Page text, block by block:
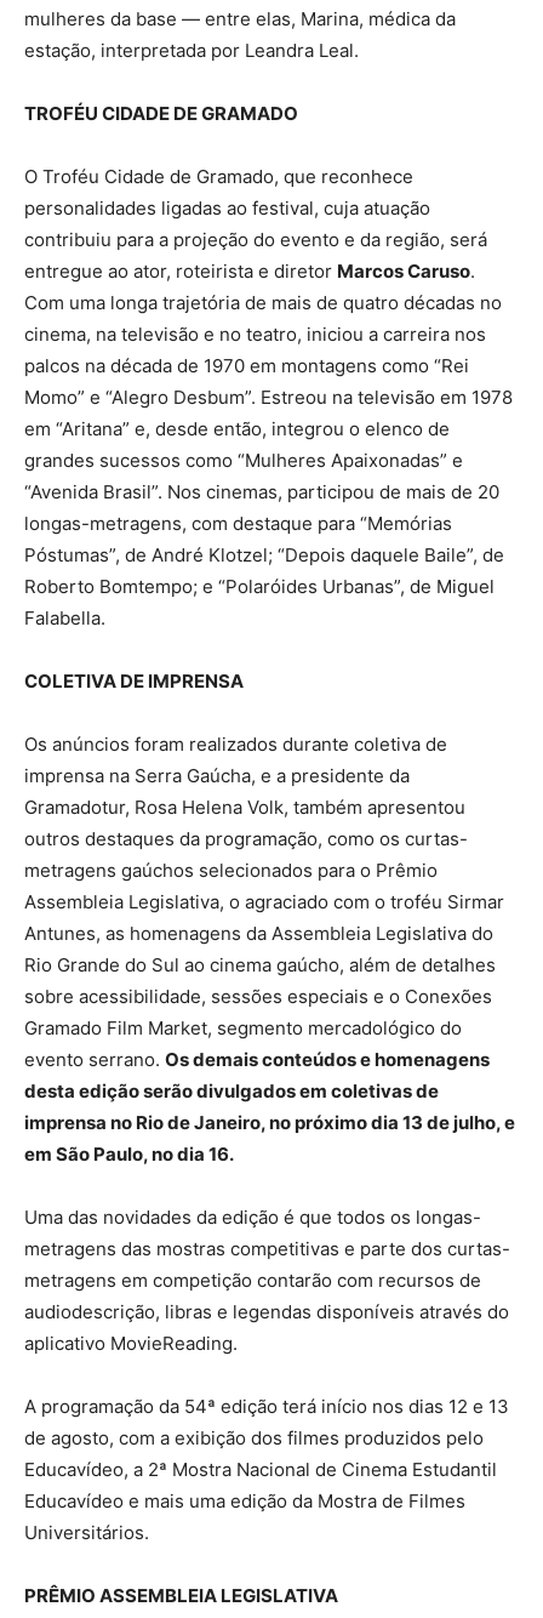
mulheres da base — entre elas, Marina, médica da
estação, interpretada por Leandra Leal.
TROFÉU CIDADE DE GRAMADO
O Troféu Cidade de Gramado, que reconhece
personalidades ligadas ao festival, cuja atuação
contribuiu para a projeção do evento e da região, será
entregue ao ator, roteirista e diretor Marcos Caruso.
Com uma longa trajetória de mais de quatro décadas no
cinema, na televisão e no teatro, iniciou a carreira nos
palcos na década de 1970 em montagens como “Rei
Momo” e “Alegro Desbum”. Estreou na televisão em 1978
em “Aritana” e, desde então, integrou o elenco de
grandes sucessos como “Mulheres Apaixonadas” e
“Avenida Brasil”. Nos cinemas, participou de mais de 20
longas-metragens, com destaque para “Memórias
Póstumas”, de André Klotzel; “Depois daquele Baile”, de
Roberto Bomtempo; e “Polaróides Urbanas”, de Miguel
Falabella.
COLETIVA DE IMPRENSA
Os anúncios foram realizados durante coletiva de
imprensa na Serra Gaúcha, e a presidente da
Gramadotur, Rosa Helena Volk, também apresentou
outros destaques da programação, como os curtas-
metragens gaúchos selecionados para o Prêmio
Assembleia Legislativa, o agraciado com o troféu Sirmar
Antunes, as homenagens da Assembleia Legislativa do
Rio Grande do Sul ao cinema gaúcho, além de detalhes
sobre acessibilidade, sessões especiais e o Conexões
Gramado Film Market, segmento mercadológico do
evento serrano. Os demais conteúdos e homenagens
desta edição serão divulgados em coletivas de
imprensa no Rio de Janeiro, no próximo dia 13 de julho, e
em São Paulo, no dia 16.
Uma das novidades da edição é que todos os longas-
metragens das mostras competitivas e parte dos curtas-
metragens em competição contarão com recursos de
audiodescrição, libras e legendas disponíveis através do
aplicativo MovieReading.
A programação da 54ª edição terá início nos dias 12 e 13
de agosto, com a exibição dos filmes produzidos pelo
Educavídeo, a 2ª Mostra Nacional de Cinema Estudantil
Educavídeo e mais uma edição da Mostra de Filmes
Universitários.
PRÊMIO ASSEMBLEIA LEGISLATIVA